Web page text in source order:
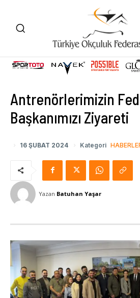
Antrenörlerimizin
Başkanımızı Ziyareti
16 ŞUBAT 2024 Kategori
Yazan Batuhan Yaşar